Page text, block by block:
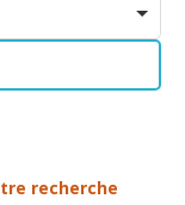
recherche